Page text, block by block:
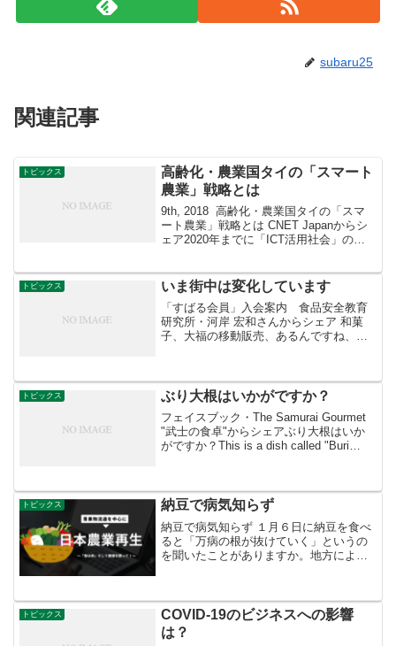
subaru25
関連記事
トピックス
高齢化・農業国タイの「スマート
農業」戦略とは
9th, 2018 高齢化・農業国タイの「スマ
ート農業」戦略とは CNET Japanからシ
ェア2020年までに「ICT活用社会」の実
る。この戦略は、「強い経済」...
トピックス いま街中は変化しています
「すばる会員」入会案内 食品安全教育
研究所・河岸 宏和さんからシェア 和菓
子、大福の移動販売、あるんですね、私
そうです。 ★「すばる会員」のお申し込
みはこちら
トピックス ぶり大根はいかがですか？
フェイスブック・The Samurai Gourmet
"武士の食卓"からシェアぶり大根はいか
がですか？This is a dish called "Buri
トピックス 納豆で病気知らず
納豆で病気知らず １月６日に納豆を食べ
ると「万病の根が抜けていく」というの
を聞いたことがありますか。地方によっ
れ、古来から日本人の健康...
トピックス
COVID-19のビジネスへの影響
は？